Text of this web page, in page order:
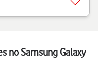
no Samsung Galaxy